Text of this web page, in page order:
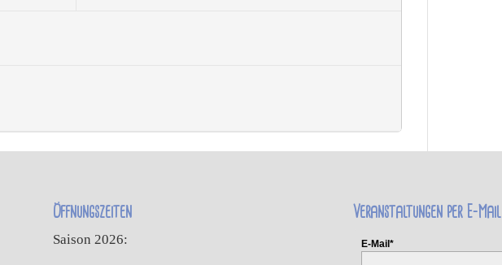
Öffnungszeiten
Saison 2026:
Veranstaltungen per E-Mail
E-Mail*